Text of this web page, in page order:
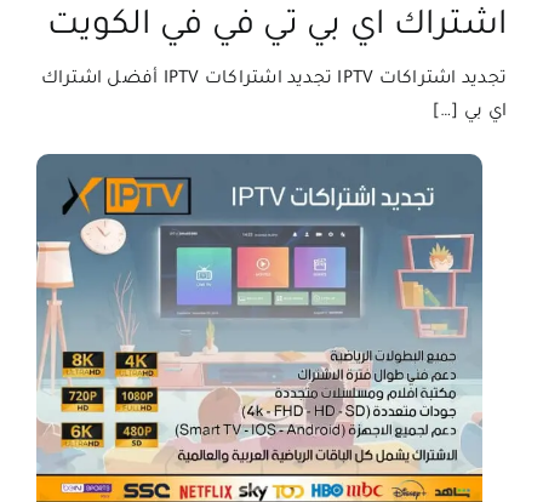
اشتراك اي بي تي في في الكويت
تجديد اشتراكات IPTV تجديد اشتراكات IPTV أفضل اشتراك
اي بي […]